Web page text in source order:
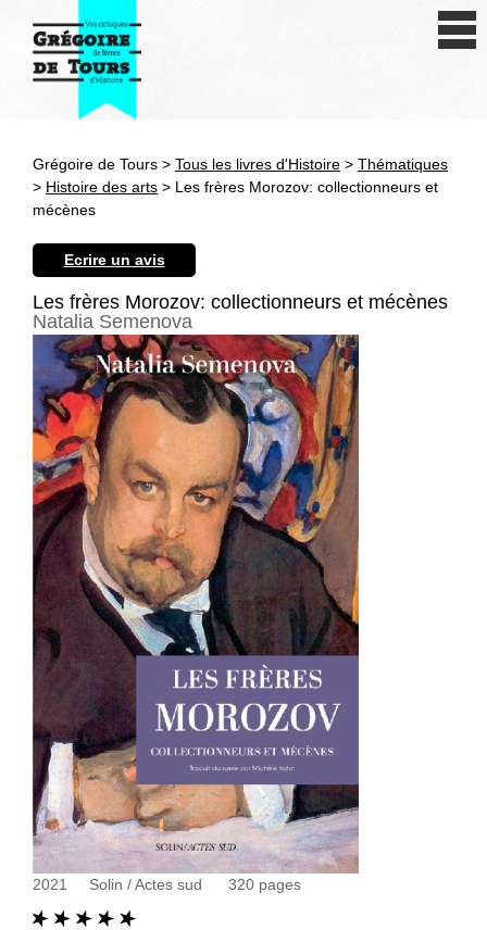
Antiquité
XXe siècle
Autres civilisations
Thématiques
Grégoire de Tours > Tous les livres d'Histoire > Thématiques
> Histoire des arts > Les frères Morozov: collectionneurs et
mécènes
Ecrire un avis
Les frères Morozov: collectionneurs et mécènes
Natalia Semenova
2021 Solin / Actes sud 320 pages